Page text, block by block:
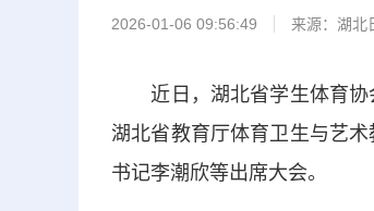
2026-01-06 09:56:49 来源： 湖北
近日，湖北省学生体育协
湖北省教育厅体育卫生与艺
书记李潮欣等出席大会。